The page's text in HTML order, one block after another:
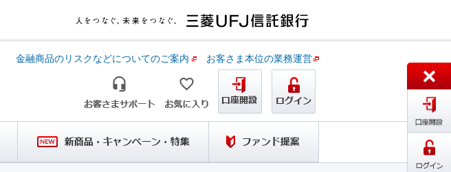
金融商品のリスクなどについてのご案内 お客さま本位の業務運営